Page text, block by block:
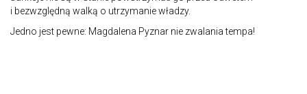
i bezwzględną walką o utrzymanie władzy.
Jedno jest pewne: Magdalena Pyznar nie zwalania tempa!